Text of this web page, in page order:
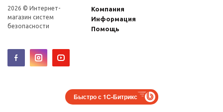
2026 © Интернет-
магазин систем
безопасности
Компания
Информация
Помощь
Быстро с 1С-Битрикс